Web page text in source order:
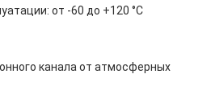
от -60 до +120 °C
канала от атмосферных